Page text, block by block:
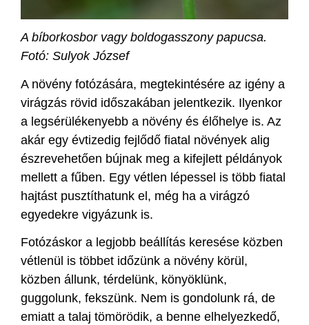
A bíborkosbor vagy boldogasszony papucsa.
Fotó: Sulyok József
A növény fotózására, megtekintésére az igény a
virágzás rövid időszakában jelentkezik. Ilyenkor
a legsérülékenyebb a növény és élőhelye is. Az
akár egy évtizedig fejlődő fiatal növények alig
észrevehetően bújnak meg a kifejlett példányok
mellett a fűben. Egy vétlen lépessel is több fiatal
hajtást pusztíthatunk el, még ha a virágzó
egyedekre vigyázunk is.
Fotózáskor a legjobb beállítás keresése közben
vétlenül is többet időzünk a növény körül,
közben állunk, térdelünk, könyöklünk,
guggolunk, fekszünk. Nem is gondolunk rá, de
emiatt a talaj tömörödik, a benne elhelyezkedő,